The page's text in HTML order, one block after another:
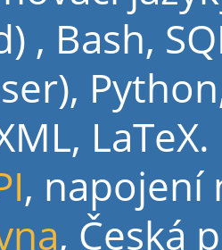
, Bash,
LaTeX.
, napojení
, Česká